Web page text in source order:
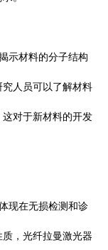
示材料的分子结构
人员可以了解材料
对于新材料的开发
现在无损检测和诊
，光纤拉曼激光器